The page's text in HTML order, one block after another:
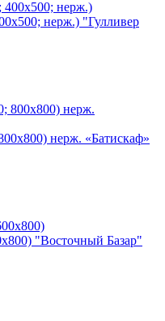
нерж.) "Гулливер
нерж. «Батискаф»
"Восточный Базар"